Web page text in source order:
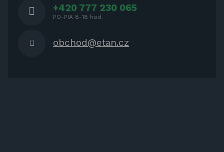
+420 777 230 065
PO-PIA 8-18 hod.
obchod@etan.cz